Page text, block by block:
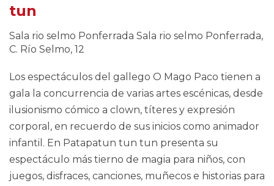
tun
Sala rio selmo Ponferrada Sala rio selmo Ponferrada,
C. Río Selmo, 12
Los espectáculos del gallego O Mago Paco tienen a
gala la concurrencia de varias artes escénicas, desde
ilusionismo cómico a clown, títeres y expresión
corporal, en recuerdo de sus inicios como animador
infantil. En Patapatun tun tun presenta su
espectáculo más tierno de magia para niños, con
juegos, disfraces, canciones, muñecos e historias para